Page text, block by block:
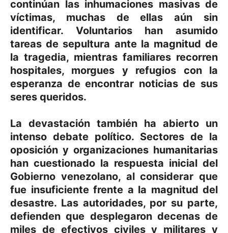
continúan las inhumaciones masivas de
víctimas, muchas de ellas aún sin
identificar. Voluntarios han asumido
tareas de sepultura ante la magnitud de
la tragedia, mientras familiares recorren
hospitales, morgues y refugios con la
esperanza de encontrar noticias de sus
seres queridos.
La devastación también ha abierto un
intenso debate político. Sectores de la
oposición y organizaciones humanitarias
han cuestionado la respuesta inicial del
Gobierno venezolano, al considerar que
fue insuficiente frente a la magnitud del
desastre. Las autoridades, por su parte,
defienden que desplegaron decenas de
miles de efectivos civiles y militares y